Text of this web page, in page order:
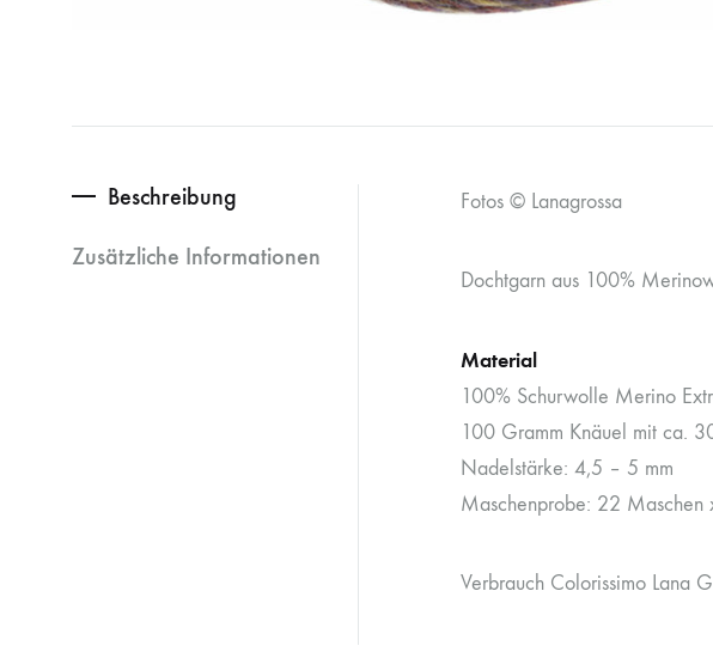
Beschreibung
Zusätzliche Informationen
Fotos © Lanagrossa
Dochtgarn aus 100%
Material
100% Schurwolle Merino
100 Gramm Knäuel mit ca.
Nadelstärke: 4,5 – 5 mm
Maschenprobe: 22
Verbrauch Colorissimo Lana